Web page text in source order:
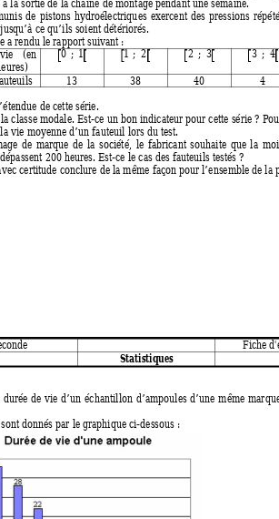
de pistons hydroélectriques exercent des pressions
ce qu’ils soient détériorés.
a rendu le rapport suivant :
vie (en
0 ; 1 1 ; 2 2 ; 3 3 ; 4
13 38 40
4
de cette série.
classe modale. Est-ce un bon indicateur pour cette série ?
vie moyenne d’un fauteuil lors du test.
de marque de la société, le fabricant souhaite que la m
200 heures. Est-ce le cas des fauteuils testés ?
certitude conclure de la même façon pour l’ensemble de la
Fiche
Statistiques
de vie d’un échantillon d’ampoules d’une même
donnés par le graphique ci-dessous :